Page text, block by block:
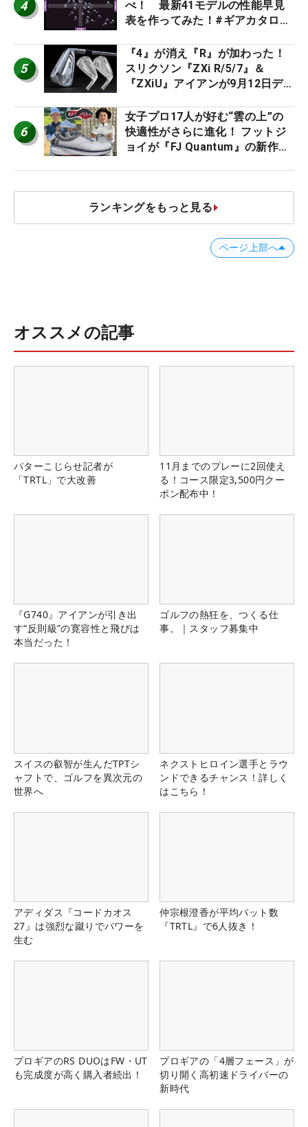
4
べ！ 最新41モデルの性能早見
表を作ってみた！#ギアカタログ
5
『4』が消え『R』が加わった！
スリクソン『ZXi R/5/7』＆
『ZXiU』アイアンが9月12日デ
6
女子プロ17人が好む“雲の上”の
快適性がさらに進化！ フットジ
ョイが『FJ Quantum』の新作を
ランキングをもっと見る
ページ上部へ
オススメの記事
パターこじらせ記者が
「TRTL」で大改善
11月までのプレーに2回使え
る！コース限定3,500円クー
ポン配布中！
『G740』アイアンが引き出
す“反則級”の寛容性と飛びは
本当だった！
ゴルフの熱狂を、つくる仕
事。｜スタッフ募集中
スイスの叡智が生んだTPTシ
ャフトで、ゴルフを異次元の
世界へ
ネクストヒロイン選手とラウ
ンドできるチャンス！詳しく
はこちら！
アディダス『コードカオス
27』は強烈な蹴りでパワーを
生む
仲宗根澄香が平均パット数
『TRTL』で6人抜き！
プロギアのRS DUOはFW・UT
も完成度が高く購入者続出！
プロギアの「4層フェース」が
切り開く高初速ドライバーの
新時代